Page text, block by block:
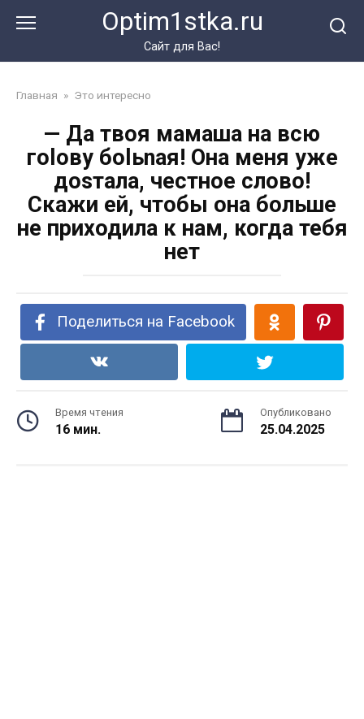
Optim1stka.ru
Сайт для Вас!
Главная » Это интересно
— Да твоя мамаша на всю
гоloву боlьnaя! Она меня уже
доsтала, честное слово!
Скажи ей, чтобы она больше
не приходила к нам, когда тебя
нет
Поделиться на Facebook
Время чтения
16 мин.
Опубликовано
25.04.2025